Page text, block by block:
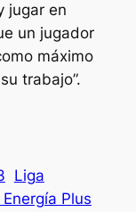
jugar en
un jugador
máximo
trabajo”.
Liga
Plus